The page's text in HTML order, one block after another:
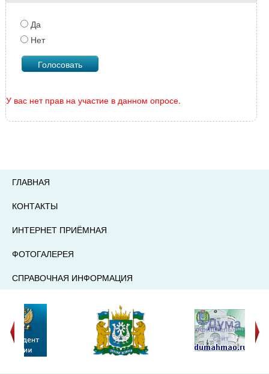
Да
Нет
У вас нет прав на участие в данном опросе.
ГЛАВНАЯ
КОНТАКТЫ
ИНТЕРНЕТ ПРИЁМНАЯ
ФОТОГАЛЕРЕЯ
СПРАВОЧНАЯ ИНФОРМАЦИЯ